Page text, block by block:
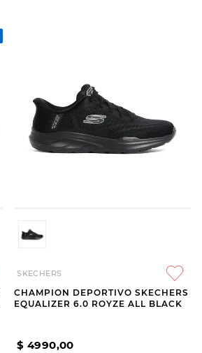
SKECHERS
CHAMPION DEPORTIVO SKECHERS
EQUALIZER 6.0 ROYZE ALL BLACK
$ 4990,00